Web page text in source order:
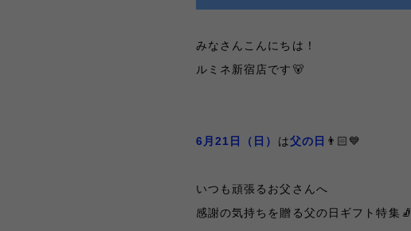
みなさんこんにちは！
ルミネ新宿店です🐻
6月21日（日） は父の日 👨🏻💙
いつも頑張るお父さんへ
感謝の気持ちを贈る父の日ギフト特集🧦